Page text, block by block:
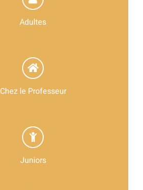
Adultes
Chez le Professeur
Juniors